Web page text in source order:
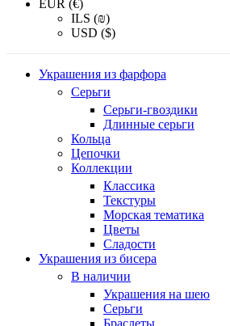
EUR (€)
ILS (₪)
USD ($)
Украшения из фарфора
Серьги
Серьги-гвоздики
Длинные серьги
Кольца
Цепочки
Коллекции
Классика
Текстуры
Морская тематика
Цветы
Сладости
Украшения из бисера
В наличии
Украшения на шею
Серьги
Браслеты